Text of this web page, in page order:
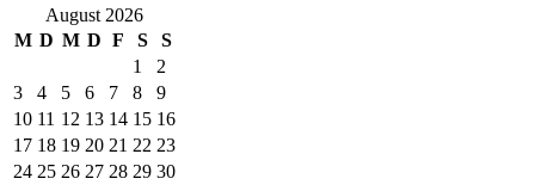
August 2026
M D M D F S
S
1
2
3
4 5 6 7 8
9
10 11 12 13 14 15 16
17 18 19 20 21 22 23
24 25 26 27 28 29 30